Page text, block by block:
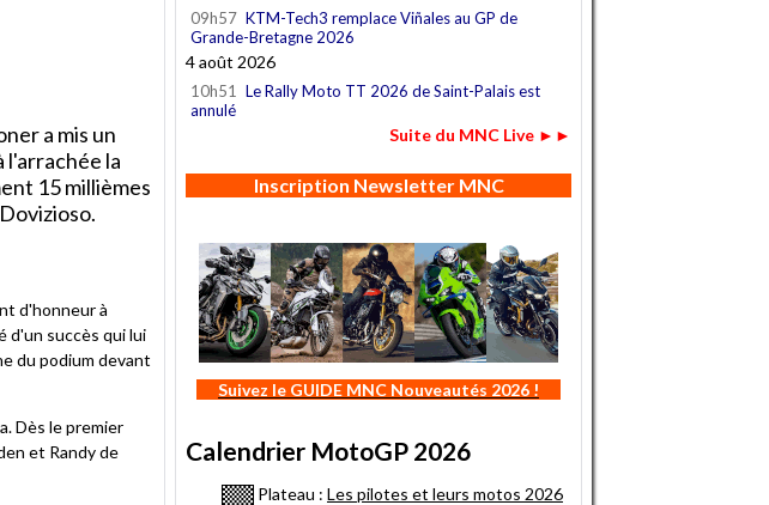
a mis un
la
15 millièmes
d'honneur à
d'un succès qui lui
du podium devant
Dès le premier
et Randy de
09h57 KTM-Tech3 remplace Viñales au GP de
Grande-Bretagne 2026
4 août 2026
10h51
Le Rally Moto TT 2026 de Saint-Palais est
annulé
Suite du MNC Live ►►
Inscription Newsletter MNC
Suivez le GUIDE MNC Nouveautés 2026 !
Calendrier MotoGP 2026
Plateau : Les pilotes et leurs motos 2026